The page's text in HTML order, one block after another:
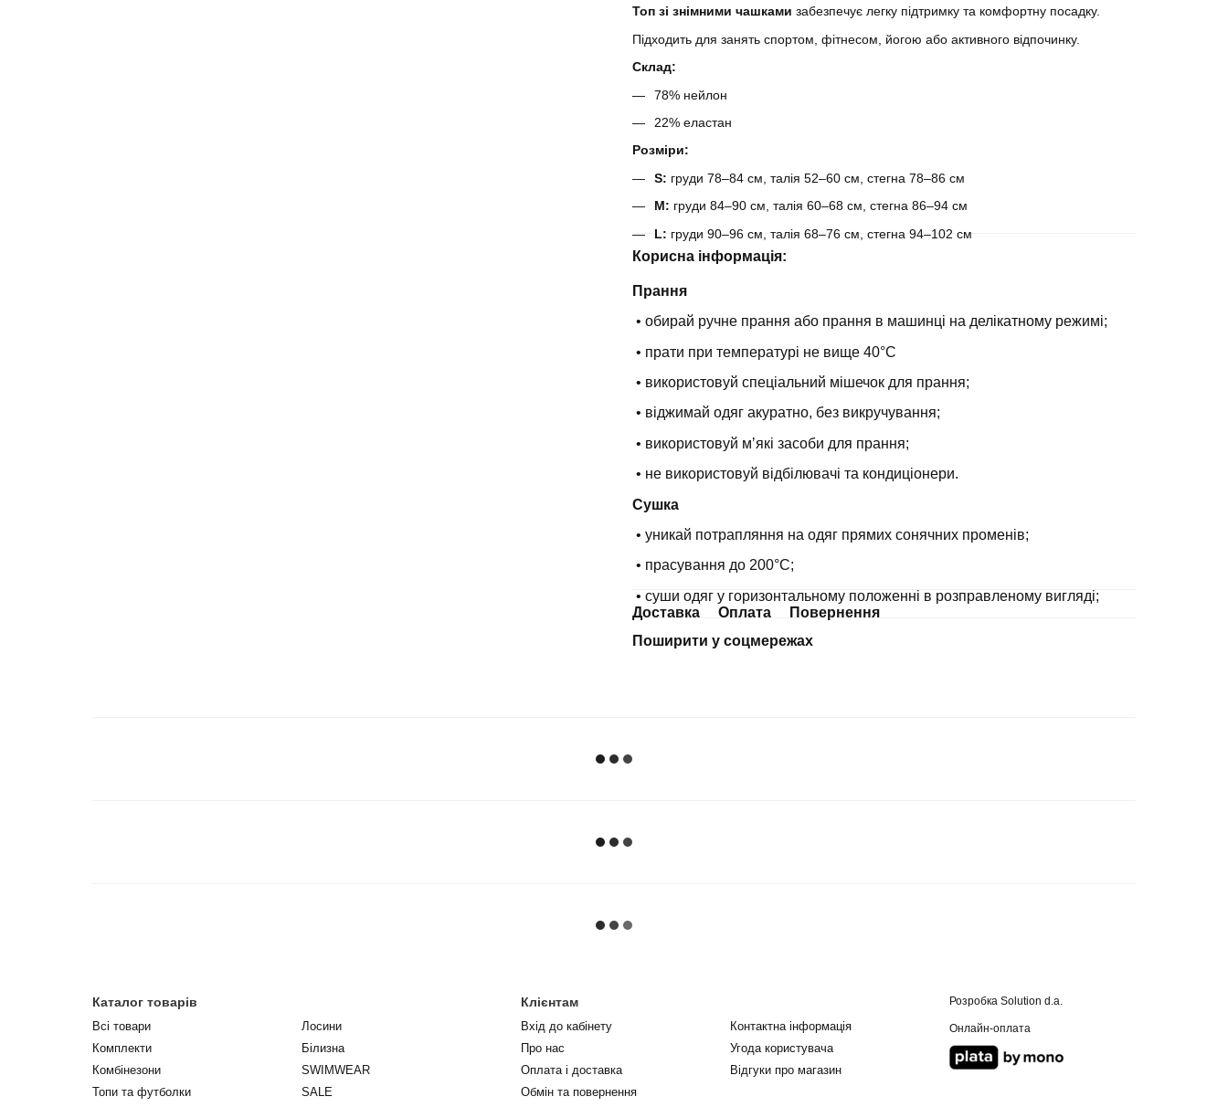
Топ зі знімними чашками забезпечує легку підтримку та комфортну посадку.
Підходить для занять спортом, фітнесом, йогою або активного відпочинку.
Склад:
78% нейлон
22% еластан
Розміри:
S: груди 78–84 см, талія 52–60 см, стегна 78–86 см
M: груди 84–90 см, талія 60–68 см, стегна 86–94 см
L: груди 90–96 см, талія 68–76 см, стегна 94–102 см
Корисна інформація:
Прання
• обирай ручне прання або прання в машинці на делікатному режимі;
• прати при температурі не вище 40°С
• використовуй спеціальний мішечок для прання;
• віджимай одяг акуратно, без викручування;
• використовуй мʼякі засоби для прання;
• не використовуй відбілювачі та кондиціонери.
Сушка
• уникай потрапляння на одяг прямих сонячних променів;
• прасування до 200°С;
• суши одяг у горизонтальному положенні в розправленому вигляді;
Доставка
Оплата
Повернення
Поширити у соцмережах
Каталог товарів
Всі товари
Комплекти
Комбінезони
Топи та футболки
Лосини
Білизна
SWIMWEAR
SALE
Клієнтам
Вхід до кабінету
Про нас
Оплата і доставка
Обмін та повернення
Контактна інформація
Угода користувача
Відгуки про магазин
Розробка Solution d.a.
Онлайн-оплата